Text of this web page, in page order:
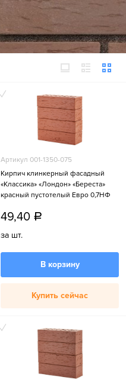
Артикул 001-1350-075
Кирпич клинкерный фасадный
«Классика» «Лондон» «Береста»
красный пустотелый Евро 0,7НФ
49,40 a
за шт.
В корзину
Купить сейчас